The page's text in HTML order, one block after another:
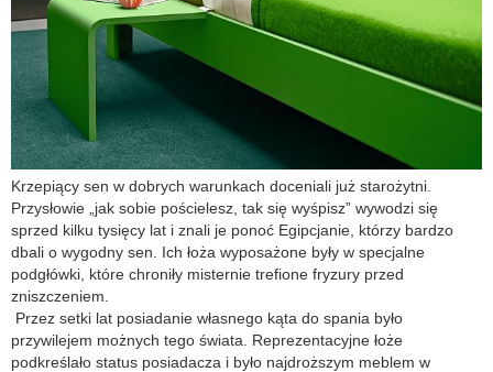
Krzepiący sen w dobrych warunkach doceniali już starożytni.
Przysłowie „jak sobie pościelesz, tak się wyśpisz” wywodzi się
sprzed kilku tysięcy lat i znali je ponoć Egipcjanie, którzy bardzo
dbali o wygodny sen. Ich łoża wyposażone były w specjalne
podgłówki, które chroniły misternie trefione fryzury przed
zniszczeniem.
Przez setki lat posiadanie własnego kąta do spania było
przywilejem możnych tego świata. Reprezentacyjne łoże
podkreślało status posiadacza i było najdroższym meblem w